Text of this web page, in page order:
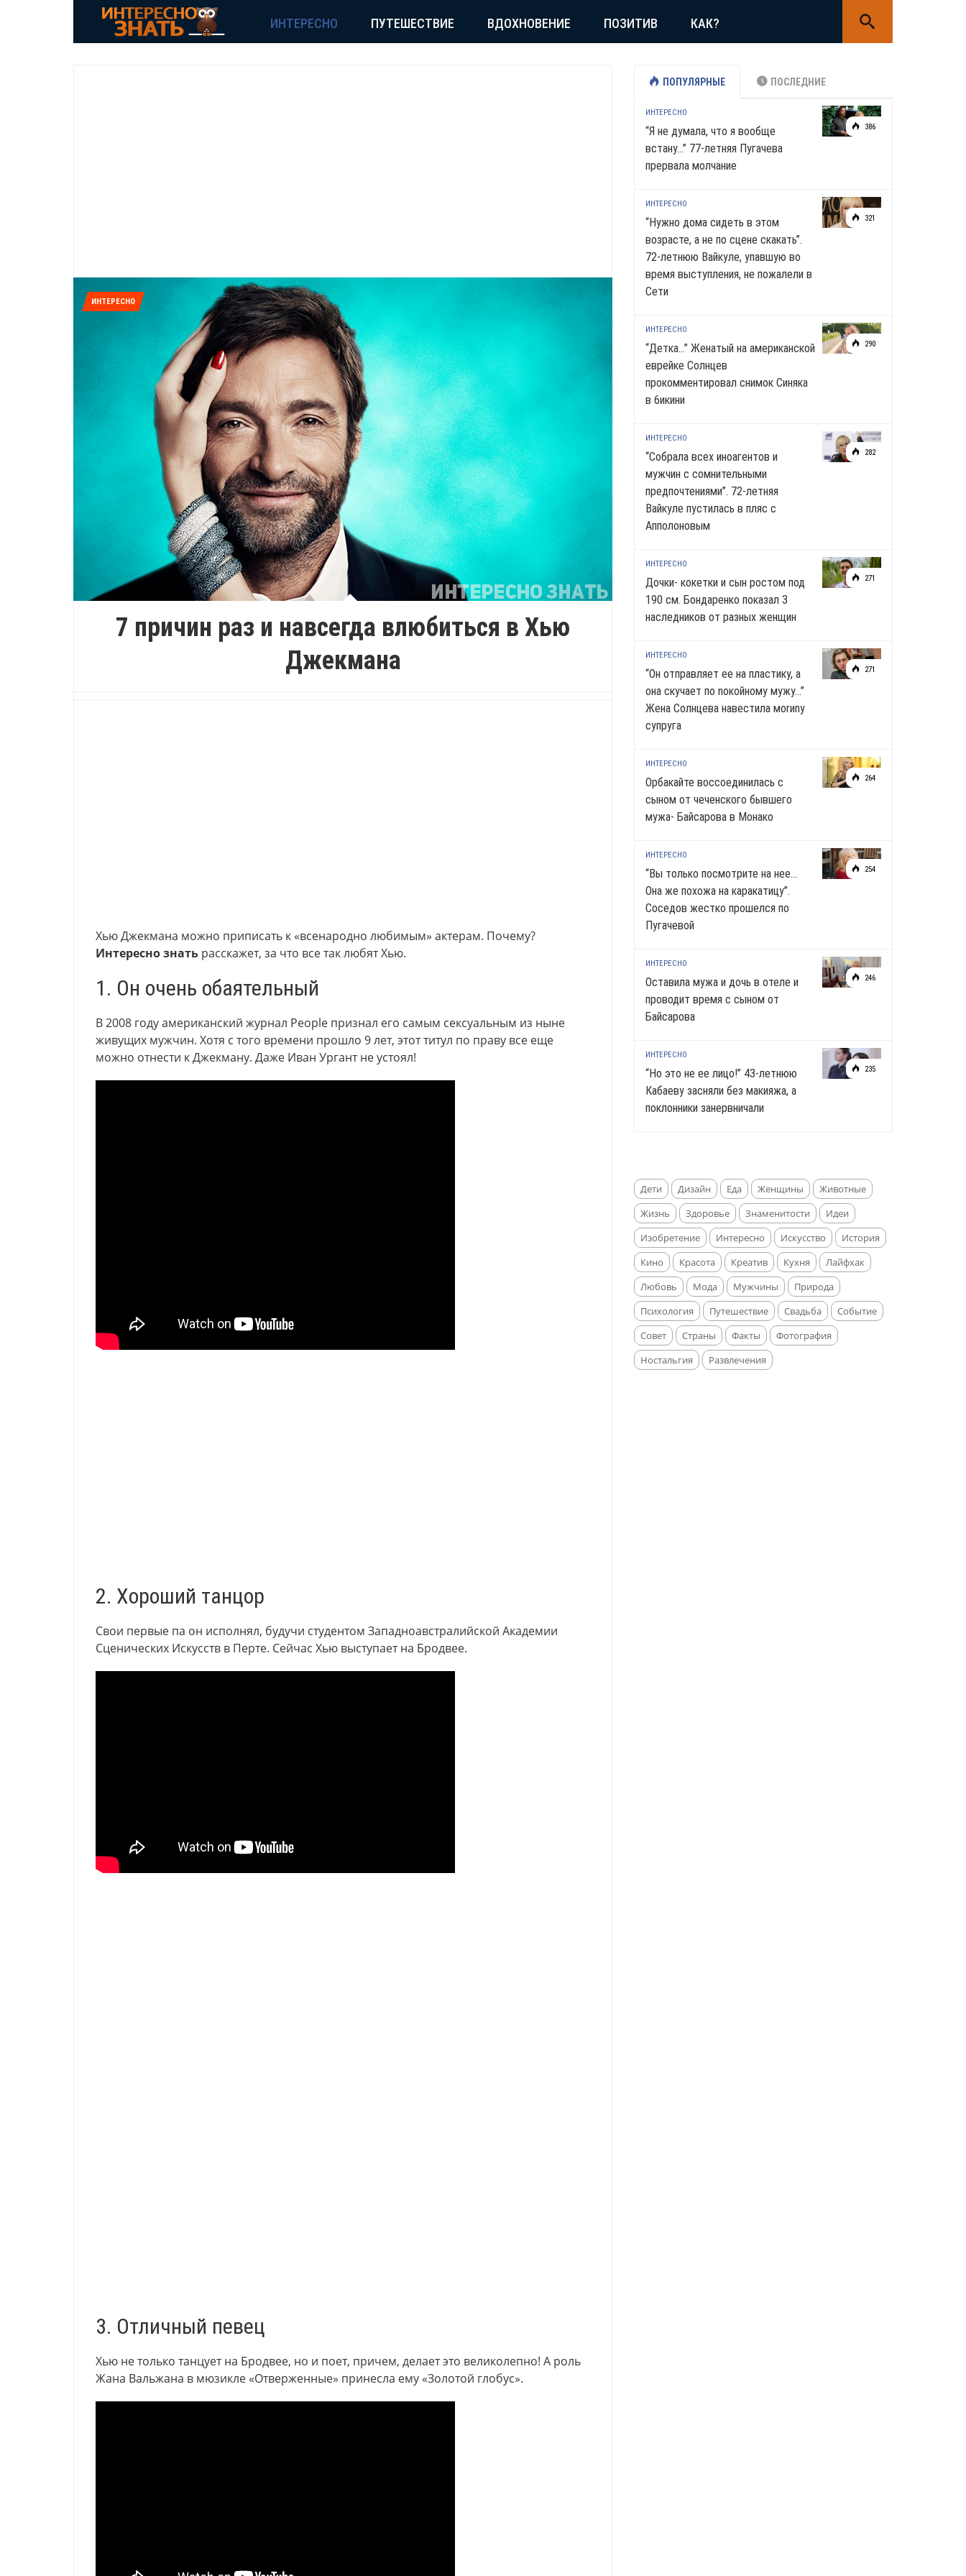
ИНТЕРЕСНО ПУТЕШЕСТВИЕ ВДОХНОВЕНИЕ ПОЗИТИВ КАК?
ИНТЕРЕСНО
7 причин раз и навсегда влюбиться в Хью
Джекмана
Хью Джекмана можно приписать к «всенародно любимым» актерам. Почему?
Интересно знать расскажет, за что все так любят Хью.
1. Он очень обаятельный
В 2008 году американский журнал People признал его самым сексуальным из ныне
живущих мужчин. Хотя с того времени прошло 9 лет, этот титул по праву все еще
можно отнести к Джекману. Даже Иван Ургант не устоял!
2. Хороший танцор
Свои первые па он исполнял, будучи студентом Западноавстралийской Академии
Сценических Искусств в Перте. Сейчас Хью выступает на Бродвее.
3. Отличный певец
Хью не только танцует на Бродвее, но и поет, причем, делает это великолепно! А роль
Жана Вальжана в мюзикле «Отверженные» принесла ему «Золотой глобус».
ПОПУЛЯРНЫЕ ПОСЛЕДНИЕ
386
ИНТЕРЕСНО
“Я не думала, что я вообще
встану…” 77-летняя Пугачева
прервала молчание
321
ИНТЕРЕСНО
“Нужно дома сидеть в этом
возрасте, а не по сцене скакать”.
72-летнюю Вайкуле, упавшую во
время выступления, не пожалели в
Сети
290
ИНТЕРЕСНО
“Детка…” Женатый на американской
еврейке Солнцев
прокомментировал снимок Синяка
в 6икини
282
ИНТЕРЕСНО
“Собрала всех иноагентов и
мужчин с сомнительными
предпочтениями”. 72-летняя
Вайкуле пустилась в пляс с
Апполоновым
271
ИНТЕРЕСНО
Дочки- кокетки и сын ростом под
190 см. Бондаренко показал 3
наследников от разных женщин
271
ИНТЕРЕСНО
“Он отправляет ее на пластику, а
она скучает по noкoйномy мужу…”
Жена Солнцева навестила моrиnу
супруга
264
ИНТЕРЕСНО
Орбакайте воссоединилась с
сыном от чеченского бывшего
мужа- Байсарова в Монако
254
ИНТЕРЕСНО
“Вы только посмотрите на нее…
Она же похожа на каракатицу”.
Соседов жестко прошелся по
Пугачевой
246
ИНТЕРЕСНО
Оставила мужа и дочь в отеле и
проводит время с сыном от
Байсарова
235
ИНТЕРЕСНО
“Но это не ее лицо!” 43-летнюю
Кабаеву засняли без макияжа, а
поклонники занервничали
Дети Дизайн Еда Женщины
Животные
Жизнь
Здоровье Знаменитости
Идеи
Изобретение
Интересно Искусство
История
Кино
Красота Креатив Кухня
Лайфхак
Любовь
Мода Мужчины
Природа
Психология
Путешествие Свадьба
Событие
Совет
Страны Факты
Фотография
Ностальгия
Развлечения